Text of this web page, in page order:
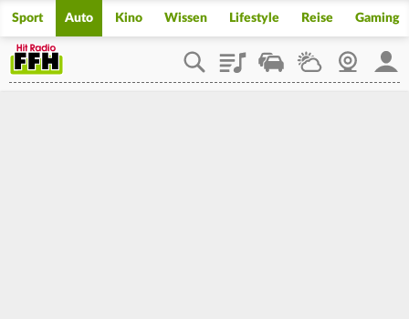
Sport Auto Kino Wissen Lifestyle Reise Gaming
PlaylistStaupilotWetterWebcam